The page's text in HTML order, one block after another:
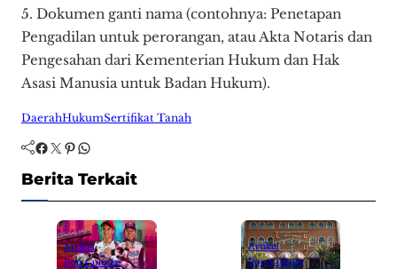
5. Dokumen ganti nama (contohnya: Penetapan
Pengadilan untuk perorangan, atau Akta Notaris dan
Pengesahan dari Kementerian Hukum dan Hak
Asasi Manusia untuk Badan Hukum).
DaerahHukumSertifikat Tanah
Facebook Twitter Pinterest WhatsApp
Berita Terkait
Artikel
Pop Culture
Artikel
Pop Culture